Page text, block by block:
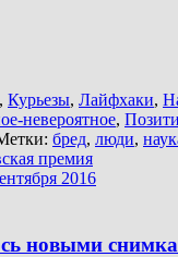
, Курьезы, Лайфхаки,
невероятное,
бред, люди,
премия
2016
новыми